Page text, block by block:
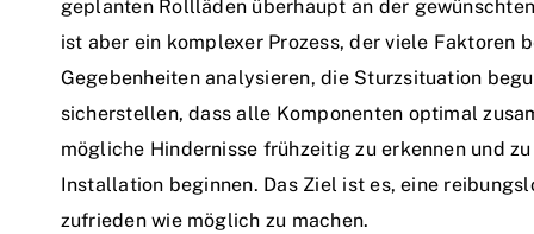
geplanten Rollläden überhaupt an der
ist aber ein komplexer Prozess, der viele Faktoren
Gegebenheiten analysieren, die Sturzsituation
sicherstellen, dass alle Komponenten optimal
mögliche Hindernisse frühzeitig zu erkennen und
Installation beginnen. Das Ziel ist es, eine
zufrieden wie möglich zu machen.